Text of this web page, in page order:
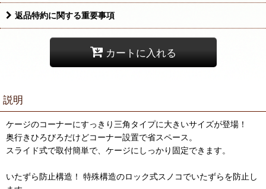
返品特約に関する重要事項
カートに入れる
説明
ケージのコーナーにすっきり三角タイプに大きいサイズが登場！
奥行きひろびろだけどコーナー設置で省スペース。
スライド式で取付簡単で、ケージにしっかり固定できます。
いたずら防止構造！ 特殊構造のロック式スノコでいたずらを防止し